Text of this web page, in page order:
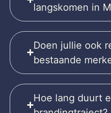
langskomen in
Doen jullie ook
bestaande
Hoe lang duurt